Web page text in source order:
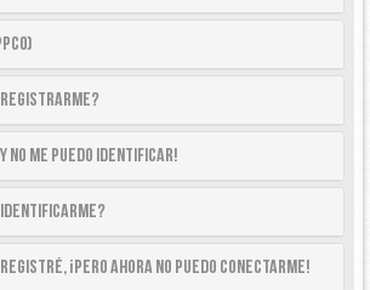
registrarme?
no me puedo identificar!
identificarme?
registré, ¡pero ahora no puedo conectarme!